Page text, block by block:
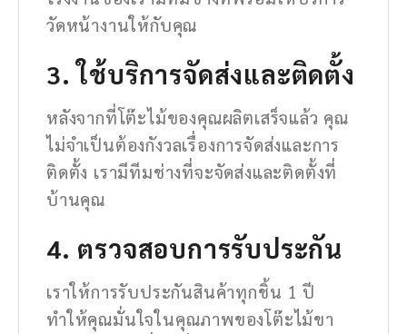
วัดหน้างานให้กับคุณ
3. ใช้บริการจัดส่งและติดตั้ง
หลังจากที่โต๊ะไม้ของคุณผลิตเสร็จแล้ว คุณ
ไม่จำเป็นต้องกังวลเรื่องการจัดส่งและการ
ติดตั้ง เรามีทีมช่างที่จะจัดส่งและติดตั้งที่
บ้านคุณ
4. ตรวจสอบการรับประกัน
เราให้การรับประกันสินค้าทุกชิ้น 1 ปี
ทำให้คุณมั่นใจในคุณภาพของโต๊ะไม้ขา